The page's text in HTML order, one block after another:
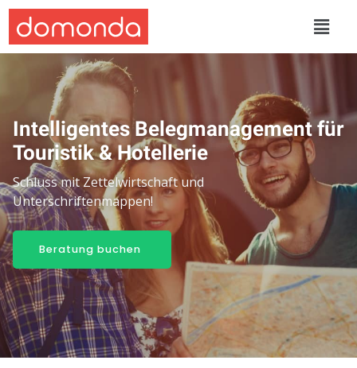
Intelligentes Belegmanagement für
Touristik & Hotellerie
Schluss mit Zettelwirtschaft und
Unterschriftenmappen!
Beratung buchen